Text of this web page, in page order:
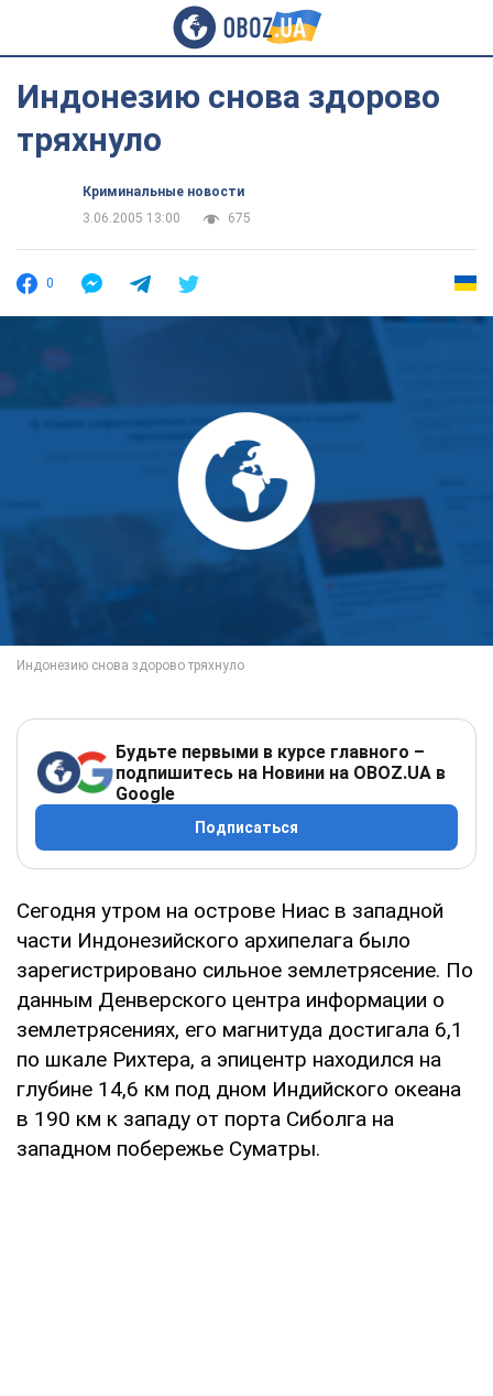
Индонезию снова здорово
тряхнуло
Криминальные новости
3.06.2005 13:00
675
0
Будьте первыми в курсе главного –
подпишитесь на Новини на OBOZ.UA в
Google
Подписаться
Сегодня утром на острове Ниас в западной
части Индонезийского архипелага было
зарегистрировано сильное землетрясение. По
данным Денверского центра информации о
землетрясениях, его магнитуда достигала 6,1
по шкале Рихтера, а эпицентр находился на
глубине 14,6 км под дном Индийского океана
в 190 км к западу от порта Сиболга на
западном побережье Суматры.